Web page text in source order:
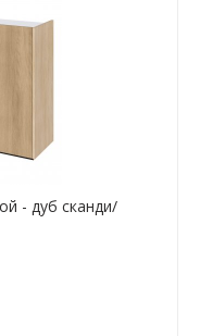
- дуб сканди/